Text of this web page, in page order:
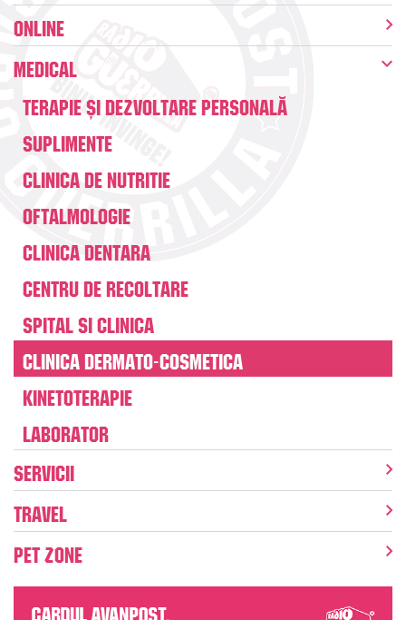
Online
Medical
Terapie și dezvoltare personală
Suplimente
Clinica de nutritie
Oftalmologie
Clinica dentara
Centru de recoltare
Spital si clinica
Clinica dermato-cosmetica
Kinetoterapie
Laborator
Servicii
Travel
Pet Zone